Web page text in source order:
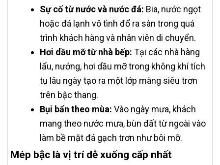
Sự cố từ nước và nước đá: Bia, nước ngọt
hoặc đá lạnh vô tình đổ ra sàn trong quá
trình khách hàng và nhân viên di chuyển.
Hơi dầu mỡ từ nhà bếp: Tại các nhà hàng
lẩu, nướng, hơi dầu mỡ trong không khí tích
tụ lâu ngày tạo ra một lớp màng siêu trơn
trên bậc thang.
Bụi bẩn theo mùa: Vào ngày mưa, khách
mang theo nước mưa, bùn đất từ ngoài vào
làm bề mặt đá gạch trơn như bôi mỡ.
Mép bậc là vị trí dễ xuống cấp nhất